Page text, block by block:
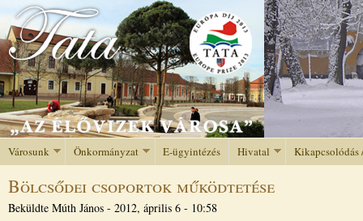
Jump to navigation
Városunk Önkormányzat E-ügyintézés Hivatal Kikapcsolódás
Bölcsődei csoportok működtetése
Beküldte Múth János - 2012, április 6 - 10:58